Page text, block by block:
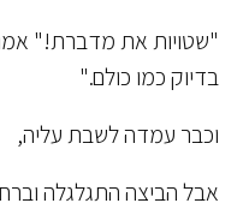
"שטויות את מדברת!"
בדיוק כמו כולם."
וכבר עמדה לשבת עליה,
אבל הביצה התגלגלה